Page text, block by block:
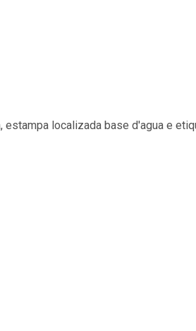
localizada base d'agua e